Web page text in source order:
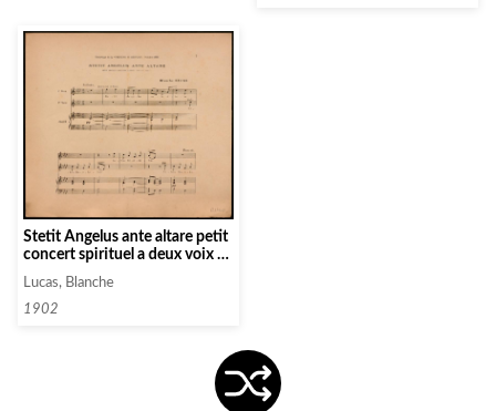
Stetit Angelus ante altare petit
concert spirituel a deux voix de
femme
Lucas, Blanche
1902